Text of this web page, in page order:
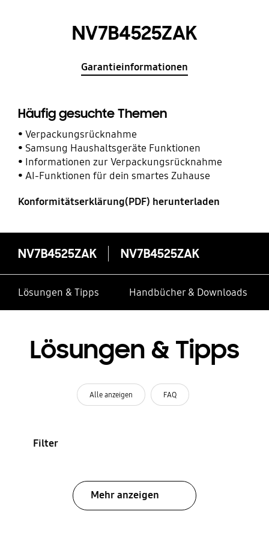
NV7B4525ZAK
Garantieinformationen
Häufig gesuchte Themen
Verpackungsrücknahme
Samsung Haushaltsgeräte Funktionen
Informationen zur Verpackungsrücknahme
AI-Funktionen für dein smartes Zuhause
Konformitätserklärung(PDF) herunterladen
NV7B4525ZAK NV7B4525ZAK
Lösungen & Tipps Handbücher & Downloads
Lösungen & Tipps
Alle anzeigen FAQ
Filter
Mehr anzeigen